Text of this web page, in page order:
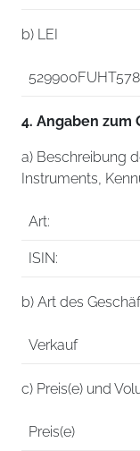
b) LEI
4. Angaben
a) Beschreibung
Instruments,
Art:
ISIN:
b) Art des
Verkauf
c) Preis(e) und
Preis(e)